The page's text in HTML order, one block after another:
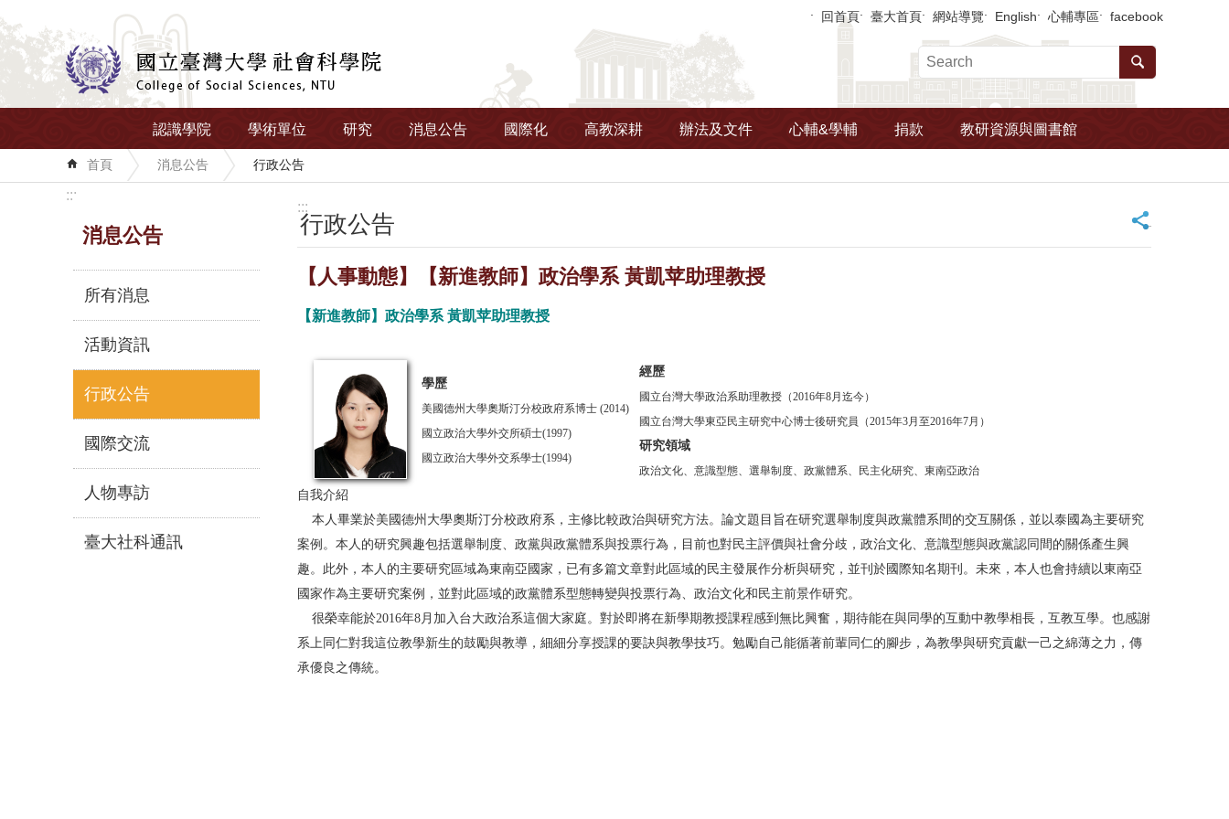
跳到主要內容區塊 回首頁 臺大首頁 網站導覽 English 心輔專區 facebook
認識學院 學術單位 研究 消息公告 國際化 高教深耕 辦法及文件 心輔&學輔 捐款 教研資源與圖書館
首頁 消息公告 行政公告
:::
消息公告
所有消息
活動資訊
行政公告
國際交流
人物專訪
臺大社科通訊
:::
行政公告 _
【人事動態】【新進教師】政治學系 黃凱苹助理教授
【新進教師】政治學系 黃凱苹助理教授
學歷
美國德州大學奧斯汀分校政府系博士 (2014)
國立政治大學外交所碩士(1997)
國立政治大學外交系學士(1994)
經歷
國立台灣大學政治系助理教授（2016年8月迄今）
國立台灣大學東亞民主研究中心博士後研究員（2015年3月至2016年7月）
研究領域
政治文化、意識型態、選舉制度、政黨體系、民主化研究、東南亞政治
自我介紹
本人畢業於美國德州大學奧斯汀分校政府系，主修比較政治與研究方法。論文題目旨在研究選舉制度與政黨體系間的交互關係，並以泰國為主要研究
案例。本人的研究興趣包括選舉制度、政黨與政黨體系與投票行為，目前也對民主評價與社會分歧，政治文化、意識型態與政黨認同間的關係產生興
趣。此外，本人的主要研究區域為東南亞國家，已有多篇文章對此區域的民主發展作分析與研究，並刊於國際知名期刊。未來，本人也會持續以東南亞
國家作為主要研究案例，並對此區域的政黨體系型態轉變與投票行為、政治文化和民主前景作研究。
很榮幸能於2016年8月加入台大政治系這個大家庭。對於即將在新學期教授課程感到無比興奮，期待能在與同學的互動中教學相長，互教互學。也感謝
系上同仁對我這位教學新生的鼓勵與教導，細細分享授課的要訣與教學技巧。勉勵自己能循著前輩同仁的腳步，為教學與研究貢獻一己之綿薄之力，傳
承優良之傳統。